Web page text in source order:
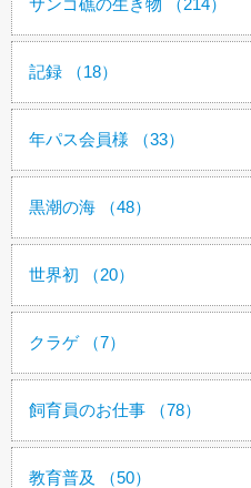
記録 （18）
年パス会員様 （33）
黒潮の海 （48）
世界初 （20）
クラゲ （7）
飼育員のお仕事 （78）
教育普及 （50）